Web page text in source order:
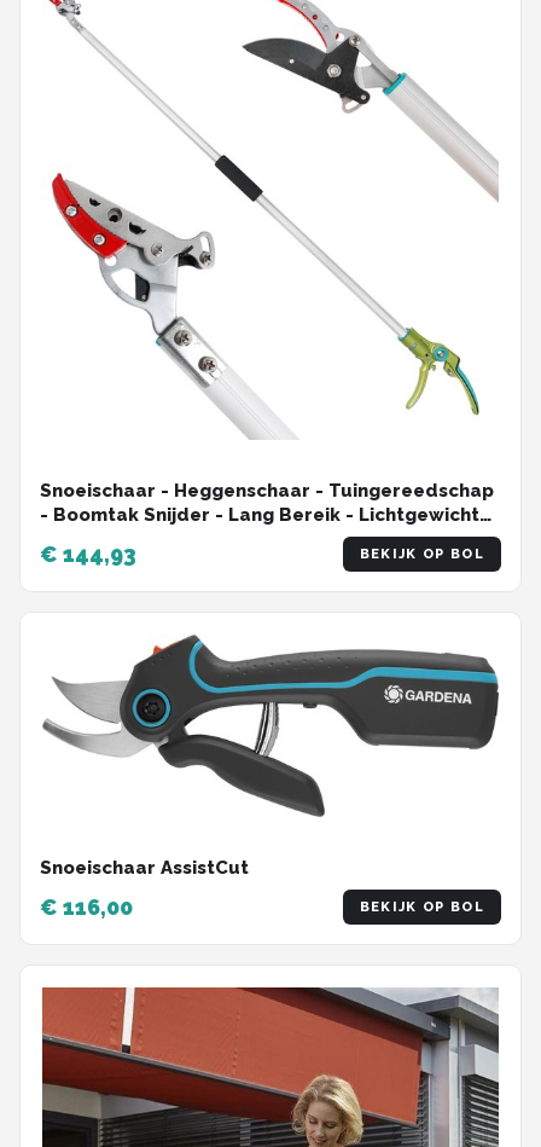
Snoeischaar - Heggenschaar - Tuingereedschap
- Boomtak Snijder - Lang Bereik - Lichtgewicht
en Sterk - Boom en Fruitplukker - Aluminium
Handvat - voor Tuinieren - 130 cm - Zilver
€ 144,93 BEKIJK OP BOL
Snoeischaar AssistCut
€ 116,00 BEKIJK OP BOL